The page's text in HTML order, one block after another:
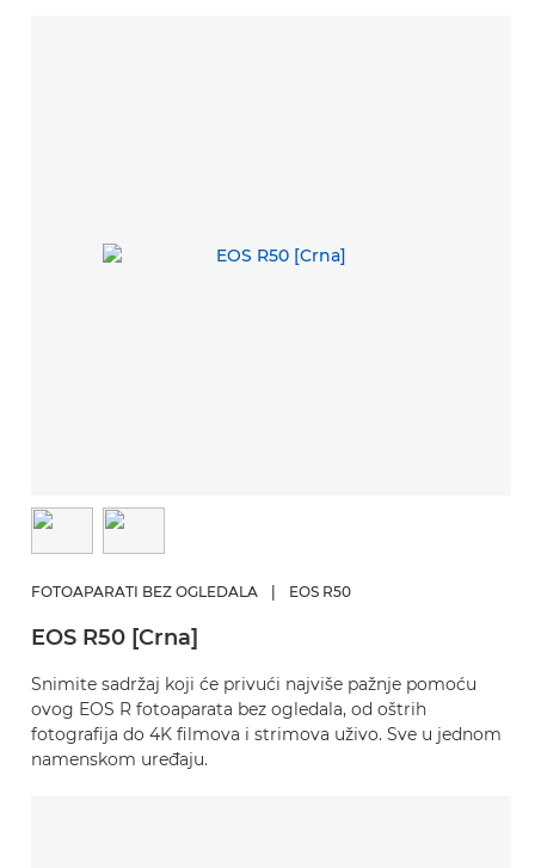
FOTOAPARATI BEZ OGLEDALA | EOS R50
EOS R50 [Crna]
Snimite sadržaj koji će privući najviše pažnje pomoću
ovog EOS R fotoaparata bez ogledala, od oštrih
fotografija do 4K filmova i strimova uživo. Sve u jednom
namenskom uređaju.